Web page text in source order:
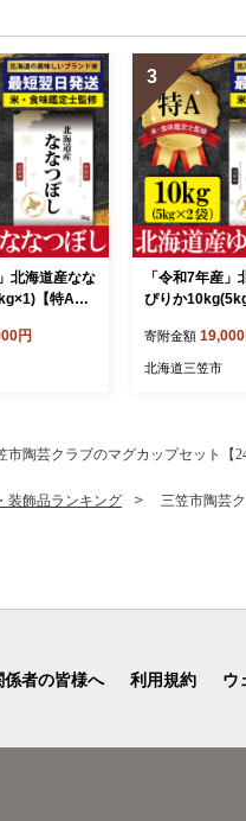
北海道産なな
【特Aラ
＞【160660
円
3
「令和7年産」
ぴりか
＜最短翌日発送
0】
寄附金額
北海道三笠市
市陶芸クラブのマグカップセット【
装飾品ランキング 三笠市陶芸
係者の皆様へ 利用規約 ウ